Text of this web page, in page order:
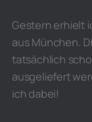
Gestern erhielt
aus München.
tatsächlich
ausgeliefert
ich dabei!